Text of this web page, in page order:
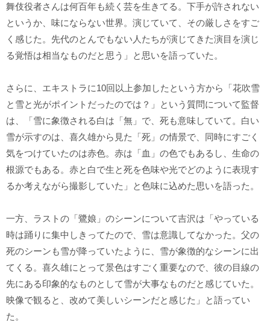
舞伎役者さんは何百年も続く芸を生きてる。下手が許されない
というか、味にならない世界。演じていて、その厳しさをすご
く感じた。先代のとんでもない人たちが演じてきた演目を演じ
る覚悟は相当なものだと思う」と思いを語っていた。
さらに、エキストラに10回以上参加したという方から「花吹雪
と雪と光がポイントだったのでは？」という質問について監督
は、「雪に象徴される白は「無」で、死も意味していて。白い
雪が示すのは、喜久雄から見た「死」の情景で、同時にすごく
気をつけていたのは赤色。赤は「血」の色でもあるし、生命の
根源でもある。赤と白で生と死を色味や光でどのように表現す
るか考えながら撮影していた」と色味に込めた思いを語った。
一方、ラストの「鷺娘」のシーンについて吉沢は「やっている
時は踊りに集中しきってたので、雪は意識してなかった。父の
死のシーンも雪が降っていたように、雪が象徴的なシーンに出
てくる。喜久雄にとって景色はすごく重要なので、彼の目線の
先にある印象的なものとして雪が大事なものだと感じていた。
映像で観ると、改めて美しいシーンだと感じた」と語ってい
た。